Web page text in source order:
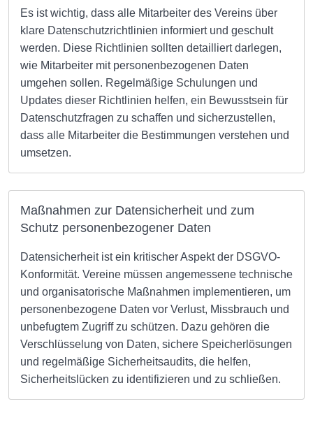
Es ist wichtig, dass alle Mitarbeiter des Vereins über
klare Datenschutzrichtlinien informiert und geschult
werden. Diese Richtlinien sollten detailliert darlegen,
wie Mitarbeiter mit personenbezogenen Daten
umgehen sollen. Regelmäßige Schulungen und
Updates dieser Richtlinien helfen, ein Bewusstsein für
Datenschutzfragen zu schaffen und sicherzustellen,
dass alle Mitarbeiter die Bestimmungen verstehen und
umsetzen.
Maßnahmen zur Datensicherheit und zum
Schutz personenbezogener Daten
Datensicherheit ist ein kritischer Aspekt der DSGVO-
Konformität. Vereine müssen angemessene technische
und organisatorische Maßnahmen implementieren, um
personenbezogene Daten vor Verlust, Missbrauch und
unbefugtem Zugriff zu schützen. Dazu gehören die
Verschlüsselung von Daten, sichere Speicherlösungen
und regelmäßige Sicherheitsaudits, die helfen,
Sicherheitslücken zu identifizieren und zu schließen.